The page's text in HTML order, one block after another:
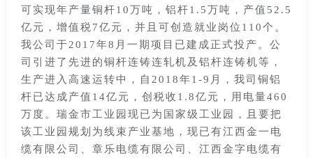
可实现年产量铜杆10万吨，铝杆1.5万吨，产值52.5
亿元，增值税7亿元，并且可创造就业岗位110个。
我公司于2017年8月一期项目已建成正式投产。公
司引进了先进的铜杆连铸连轧机及铝杆连铸机等，
生产进入高速运转中，自2018年1-9月，我司铜铝
杆已达成产值14亿元，创税收1.8亿元，用电量460
万度。瑞金市工业园现已为国家级工业园，且要把
该工业园规划为线束产业基地，现已有江西金一电
缆有限公司、章乐电缆有限公司、江西金字电缆有